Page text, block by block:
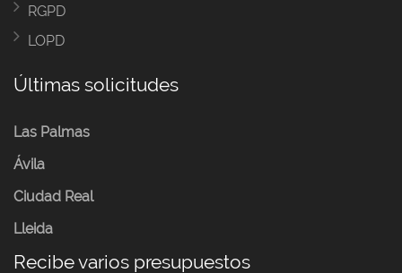
RGPD
LOPD
Últimas solicitudes
Las Palmas
Ávila
Ciudad Real
Lleida
Recibe varios presupuestos